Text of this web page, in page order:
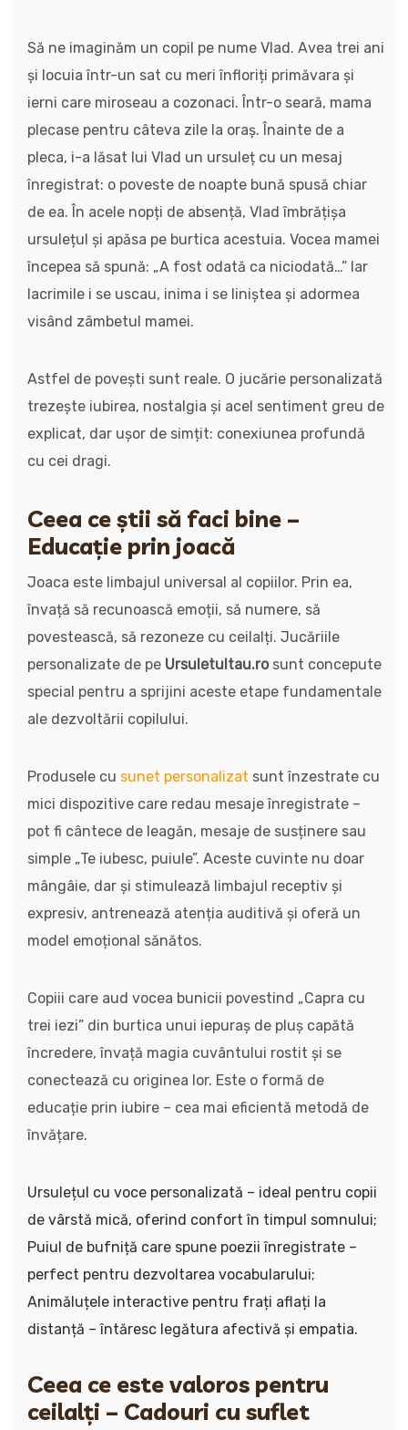
Să ne imaginăm un copil pe nume Vlad. Avea trei ani
și locuia într-un sat cu meri înfloriți primăvara și
ierni care miroseau a cozonaci. Într-o seară, mama
plecase pentru câteva zile la oraș. Înainte de a
pleca, i-a lăsat lui Vlad un ursuleț cu un mesaj
înregistrat: o poveste de noapte bună spusă chiar
de ea. În acele nopți de absență, Vlad îmbrățișa
ursulețul și apăsa pe burtica acestuia. Vocea mamei
începea să spună: „A fost odată ca niciodată…” Iar
lacrimile i se uscau, inima i se liniștea și adormea
visând zâmbetul mamei.
Astfel de povești sunt reale. O jucărie personalizată
trezește iubirea, nostalgia și acel sentiment greu de
explicat, dar ușor de simțit: conexiunea profundă
cu cei dragi.
Ceea ce știi să faci bine –
Educație prin joacă
Joaca este limbajul universal al copiilor. Prin ea,
învață să recunoască emoții, să numere, să
povestească, să rezoneze cu ceilalți. Jucăriile
personalizate de pe Ursuletultau.rosunt concepute
special pentru a sprijini aceste etape fundamentale
ale dezvoltării copilului.
Produsele cu sunet personalizat sunt înzestrate cu
mici dispozitive care redau mesaje înregistrate –
pot fi cântece de leagăn, mesaje de susținere sau
simple „Te iubesc, puiule”. Aceste cuvinte nu doar
mângâie, dar și stimulează limbajul receptiv și
expresiv, antrenează atenția auditivă și oferă un
model emoțional sănătos.
Copiii care aud vocea bunicii povestind „Capra cu
trei iezi” din burtica unui iepuraș de pluș capătă
încredere, învață magia cuvântului rostit și se
conectează cu originea lor. Este o formă de
educație prin iubire – cea mai eficientă metodă de
învățare.
Ursulețul cu voce personalizată – ideal pentru copii
de vârstă mică, oferind confort în timpul somnului;
Puiul de bufniță care spune poezii înregistrate –
perfect pentru dezvoltarea vocabularului;
Animăluțele interactive pentru frați aflați la
distanță – întăresc legătura afectivă și empatia.
Ceea ce este valoros pentru
ceilalți – Cadouri cu suflet